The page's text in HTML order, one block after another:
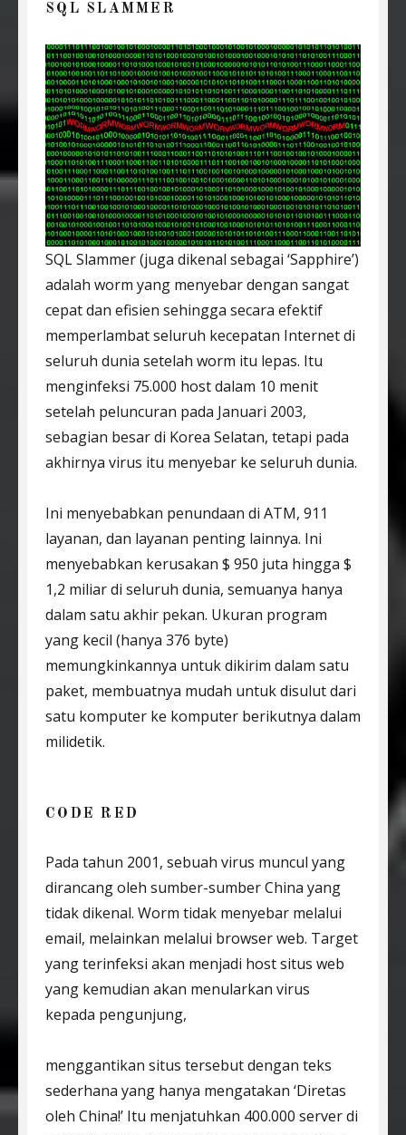
SQL SLAMMER
SQL Slammer (juga dikenal sebagai ‘Sapphire’)
adalah worm yang menyebar dengan sangat
cepat dan efisien sehingga secara efektif
memperlambat seluruh kecepatan Internet di
seluruh dunia setelah worm itu lepas. Itu
menginfeksi 75.000 host dalam 10 menit
setelah peluncuran pada Januari 2003,
sebagian besar di Korea Selatan, tetapi pada
akhirnya virus itu menyebar ke seluruh dunia.
Ini menyebabkan penundaan di ATM, 911
layanan, dan layanan penting lainnya. Ini
menyebabkan kerusakan $ 950 juta hingga $
1,2 miliar di seluruh dunia, semuanya hanya
dalam satu akhir pekan. Ukuran program
yang kecil (hanya 376 byte)
memungkinkannya untuk dikirim dalam satu
paket, membuatnya mudah untuk disulut dari
satu komputer ke komputer berikutnya dalam
milidetik.
CODE RED
Pada tahun 2001, sebuah virus muncul yang
dirancang oleh sumber-sumber China yang
tidak dikenal. Worm tidak menyebar melalui
email, melainkan melalui browser web. Target
yang terinfeksi akan menjadi host situs web
yang kemudian akan menularkan virus
kepada pengunjung,
menggantikan situs tersebut dengan teks
sederhana yang hanya mengatakan ‘Diretas
oleh China!’ Itu menjatuhkan 400.000 server di